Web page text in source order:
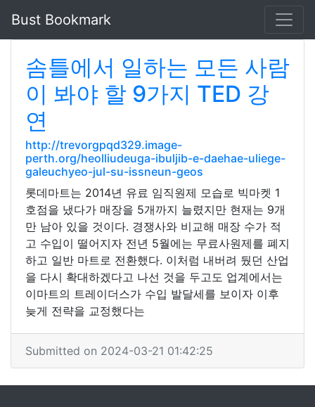
Bust Bookmark
솜틀에서 일하는 모든 사람
이 봐야 할 9가지 TED 강
연
http://trevorgpqd329.image-
perth.org/heolliudeuga-ibuljib-e-daehae-uliege-
galeuchyeo-jul-su-issneun-geos
롯데마트는 2014년 유료 임직원제 모습로 빅마켓 1
호점을 냈다가 매장을 5개까지 늘렸지만 현재는 9개
만 남아 있을 것이다. 경쟁사와 비교해 매장 수가 적
고 수입이 떨어지자 전년 5월에는 무료사원제를 폐지
하고 일반 마트로 전환했다. 이처럼 내버려 뒀던 산업
을 다시 확대하겠다고 나선 것을 두고도 업계에서는
이마트의 트레이더스가 수입 발달세를 보이자 이후
늦게 전략을 교정했다는
Submitted on 2024-03-21 01:42:25